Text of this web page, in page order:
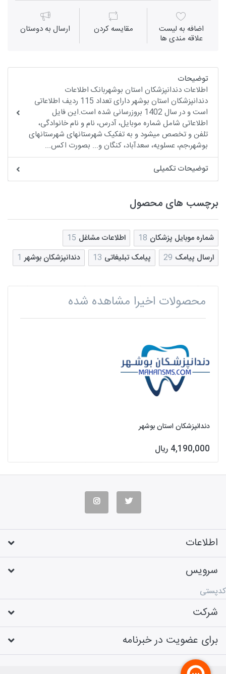
اضافه به لیست
علاقه مندی ها
مقايسه كردن ارسال به دوستان
توضیحات
اطلاعات دندانپزشکان استان بوشهربانک اطلاعات
دندانپزشکان استان بوشهر دارای تعداد 115 ردیف اطلاعاتی
است و در سال 1402 بروزرسانی شده است.این فایل
اطلاعاتی شامل شماره موبایل، آدرس، نام و نام خانوادگی،
تلفن و تخصص میشود و به تفکیک شهرستانهای شهرستانهای
بوشهر،جم، عسلویه، سعدآباد، کنگان و... بصورت اکس...
توضیحات تکمیلی
برچسب های محصول
شماره موبایل پزشکان 18 اطلاعات مشاغل 15
ارسال پیامک 29 پیامک تبلیغاتی 13 دندانپزشکان بوشهر 1
محصولات اخیرا مشاهده شده
دندانپزشکان استان بوشهر
4,190,000 ریال
اطلاعات
سرویس
کدپستی
شرکت
برای عضویت در خبرنامه